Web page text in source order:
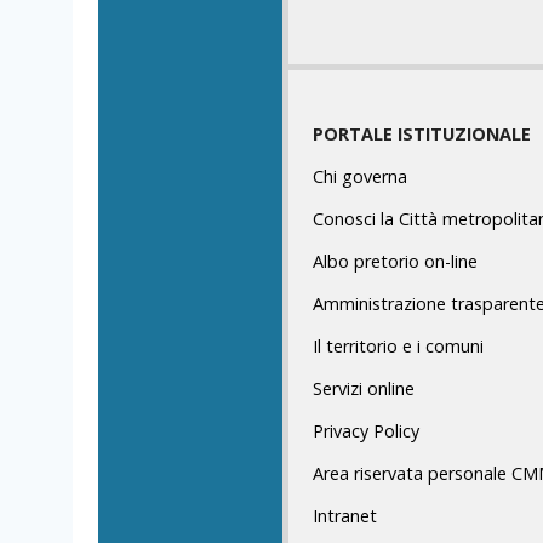
PORTALE ISTITUZIONALE
Chi governa
Conosci la Città
Albo pretorio on-line
Amministrazione trasparente
Il territorio e i comuni
Servizi online
Privacy Policy
Area riservata personale
Intranet